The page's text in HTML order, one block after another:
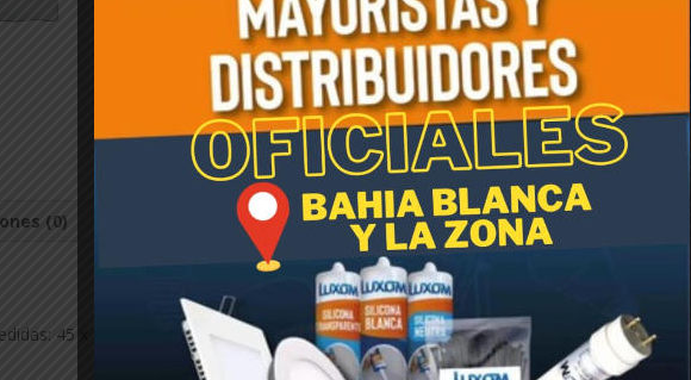
(0)
45 x 15.5 x 12 cm (largo x ancho x alto).